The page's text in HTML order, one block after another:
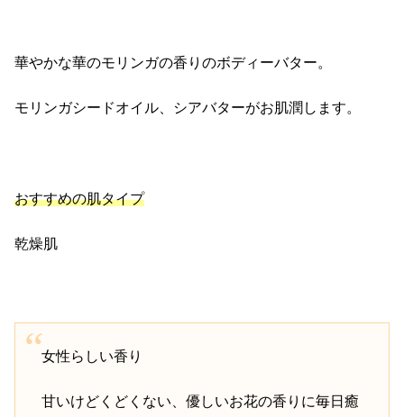
華やかな華のモリンガの香りのボディーバター。
モリンガシードオイル、シアバターがお肌潤します。
おすすめの肌タイプ
乾燥肌
女性らしい香り
甘いけどくどくない、優しいお花の香りに毎日癒